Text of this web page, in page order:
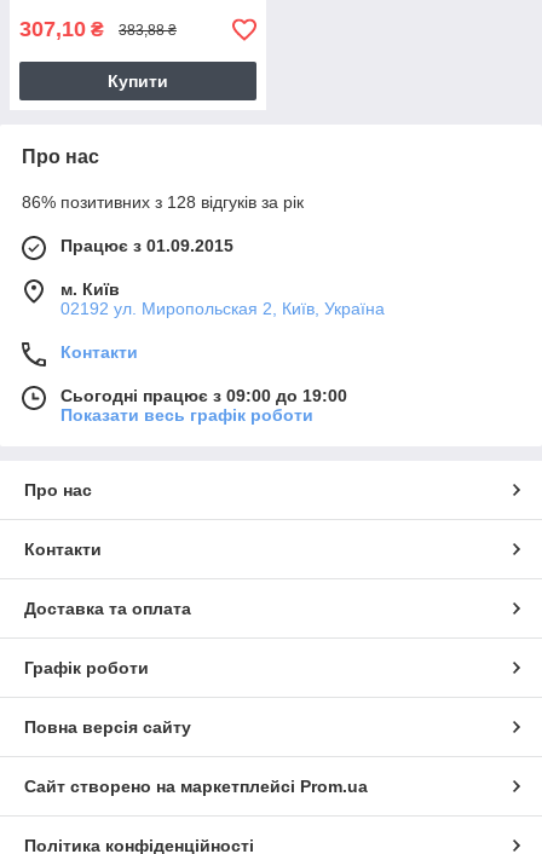
307,10 ₴ 383,88 ₴
Купити
Про нас
86% позитивних з 128 відгуків за рік
Працює з 01.09.2015
м. Київ
02192 ул. Миропольская 2, Київ, Україна
Контакти
Сьогодні працює з 09:00 до 19:00
Показати весь графік роботи
Про нас
Контакти
Доставка та оплата
Графік роботи
Повна версія сайту
Сайт створено на маркетплейсі Prom.ua
Політика конфіденційності